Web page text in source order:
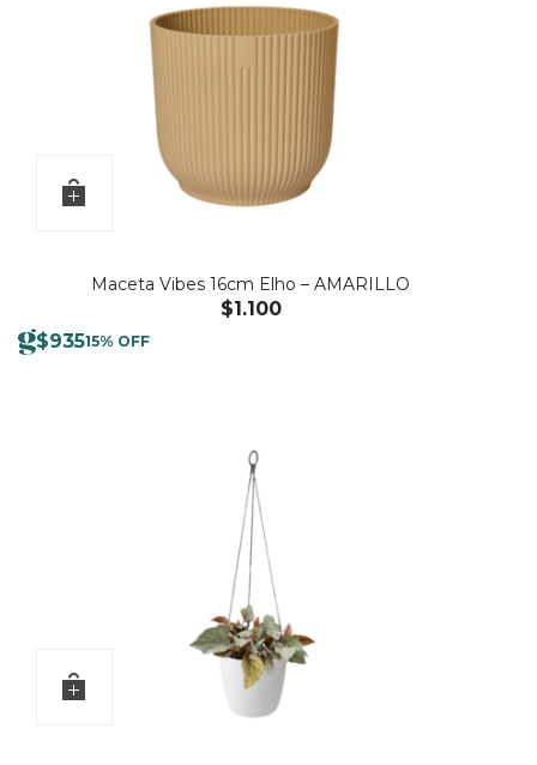
Maceta Vibes 16cm Elho – AMARILLO
$1.100
$93515% OFF